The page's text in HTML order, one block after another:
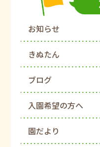
お知らせ
きぬたん
ブログ
入園希望の方へ
園だより